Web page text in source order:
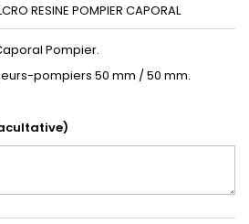
RESINE POMPIER CAPORAL
Pompier.
pompiers 50 mm / 50 mm.